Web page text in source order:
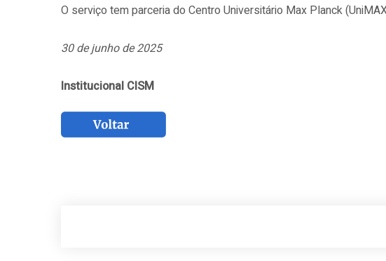
O serviço tem parceria do Centro Universitário Max Planck
30 de junho de 2025
Institucional CISM